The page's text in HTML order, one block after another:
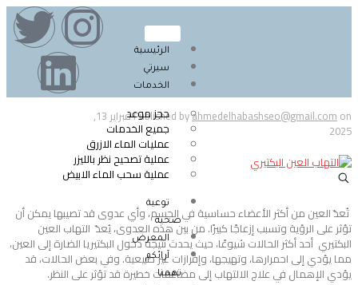
الرئيسية
سيرتي
الخدمات
حجز موعد
جميع الخدمات
عمليات الماء الازرق
عملية تصحيح نظر بالليزر
عملية سحب الماء الابيض
توعية
صحية
المعرض
آرائكم
تهمنا
Published byahmedelhabashseo@gmail.comon فبراير 13,
2025
تُعدّ العين من أكثر الأعضاء حساسية في الجسم، وأي عدوى قد تصيبها يمكن أن
تؤثر على الرؤية وتسبب إزعاجًا كبيرًا. من بين هذه العدوى، يُعدّ التهاب العين
البكتيري أحد أكثر الحالات شيوعًا، حيث يحدث نتيجة دخول البكتيريا الضارة إلى العين،
مما يؤدي إلى احمرارها، وتهيجها، وإفرازات غير طبيعية. وفي بعض الحالات، قد
يؤدي الإهمال في علاج الالتهاب إلى مضاعفات خطيرة قد تؤثر على النظر.